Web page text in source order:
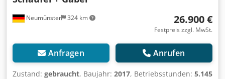
Neumünster 324 km 26.900 €
Festpreis zzgl. MwSt.
Anfragen Anrufen
Zustand: gebraucht, Baujahr: 2017, Betriebsstunden: 5.145